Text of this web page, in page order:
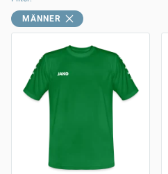
MÄNNER